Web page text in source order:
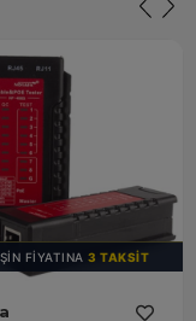
FIYATINA3 TAKSIT